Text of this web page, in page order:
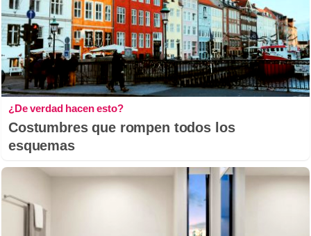
¿De verdad hacen esto?
Costumbres que rompen todos los
esquemas